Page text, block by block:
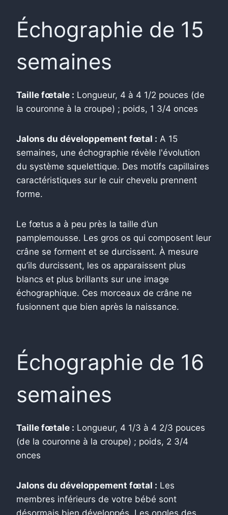
Échographie de 15
semaines
Taille fœtale : Longueur, 4 à 4 1/2 pouces (de
la couronne à la croupe) ; poids, 1 3/4 onces
Jalons du développement fœtal : A 15
semaines, une échographie révèle l'évolution
du système squelettique. Des motifs capillaires
caractéristiques sur le cuir chevelu prennent
forme.
Le fœtus a à peu près la taille d’un
pamplemousse. Les gros os qui composent leur
crâne se forment et se durcissent. À mesure
qu’ils durcissent, les os apparaissent plus
blancs et plus brillants sur une image
échographique. Ces morceaux de crâne ne
fusionnent que bien après la naissance.
Échographie de 16
semaines
Taille fœtale : Longueur, 4 1/3 à 4 2/3 pouces
(de la couronne à la croupe) ; poids, 2 3/4
onces
Jalons du développement fœtal : Les
membres inférieurs de votre bébé sont
désormais bien développés. Les ongles des